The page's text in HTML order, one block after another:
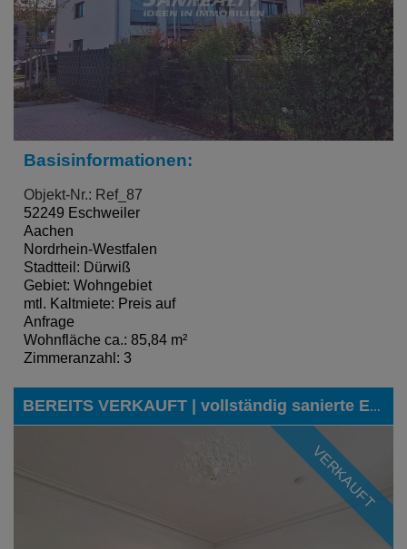
Basisinformationen:
Objekt-Nr.: Ref_87
52249 Eschweiler
Aachen
Nordrhein-Westfalen
Stadtteil: Dürwiß
Gebiet: Wohngebiet
mtl. Kaltmiete: Preis auf
Anfrage
Wohnfläche ca.: 85,84 m²
Zimmeranzahl: 3
BEREITS VERKAUFT | vollständig sanierte Erdgeschoss-Wohnung mit stilvoller Architektur in zentraler Lage von Eschweiler
VERKAUFT